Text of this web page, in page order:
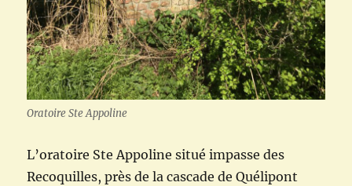
Oratoire Ste Appoline
L’oratoire Ste Appoline situé impasse des
Recoquilles, près de la cascade de Quélipont